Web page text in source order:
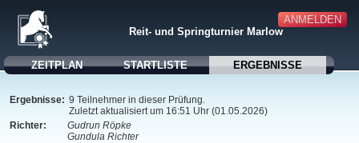
ANMELDEN
Reit- und Springturnier Marlow
ZEITPLAN STARTLISTE ERGEBNISSE
Ergebnisse: 9 Teilnehmer in dieser Prüfung.
Zuletzt aktualisiert um 16:51 Uhr (01.05.2026)
Richter:
Gudrun Röpke
Gundula Richter